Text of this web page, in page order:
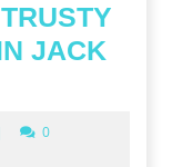
JACK
0